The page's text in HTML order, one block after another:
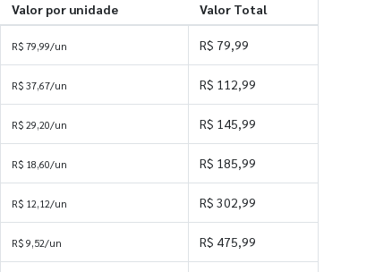
Valor por unidade Valor Total
R$ 79,99/un R$ 79,99
R$ 37,67/un R$ 112,99
R$ 29,20/un R$ 145,99
R$ 18,60/un R$ 185,99
R$ 12,12/un R$ 302,99
R$ 9,52/un R$ 475,99